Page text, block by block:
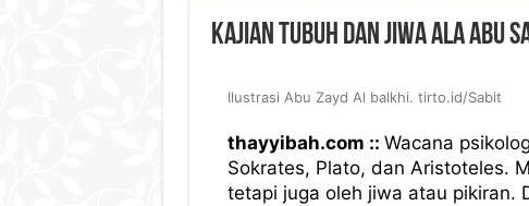
Kajian Tubuh dan Jiwa ala Abu
Ilustrasi Abu Zayd Al balkhi. tirto.id/Sabit
thayyibah.com :: Wacana
Sokrates, Plato, dan Aristoteles.
tetapi juga oleh jiwa atau pikiran.